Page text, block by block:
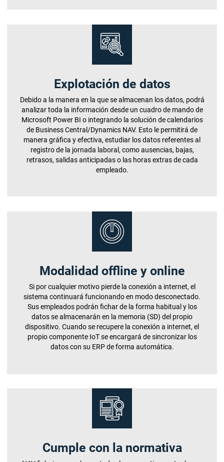
Explotación de datos
Debido a la manera en la que se almacenan los datos, podrá
analizar toda la información desde un cuadro de mando de
Microsoft Power BI o integrando la solución de calendarios
de Business Central/Dynamics NAV. Esto le permitirá de
manera gráfica y efectiva, estudiar los datos referentes al
registro de la jornada laboral, como ausencias, bajas,
retrasos, salidas anticipadas o las horas extras de cada
empleado.
Modalidad offline y online
Si por cualquier motivo pierde la conexión a internet, el
sistema continuará funcionando en modo desconectado.
Sus empleados podrán fichar de la forma habitual y los
datos se almacenarán en la memoria (SD) del propio
dispositivo. Cuando se recupere la conexión a internet, el
propio componente IoT se encargará de sincronizar los
datos con su ERP de forma automática.
Cumple con la normativa